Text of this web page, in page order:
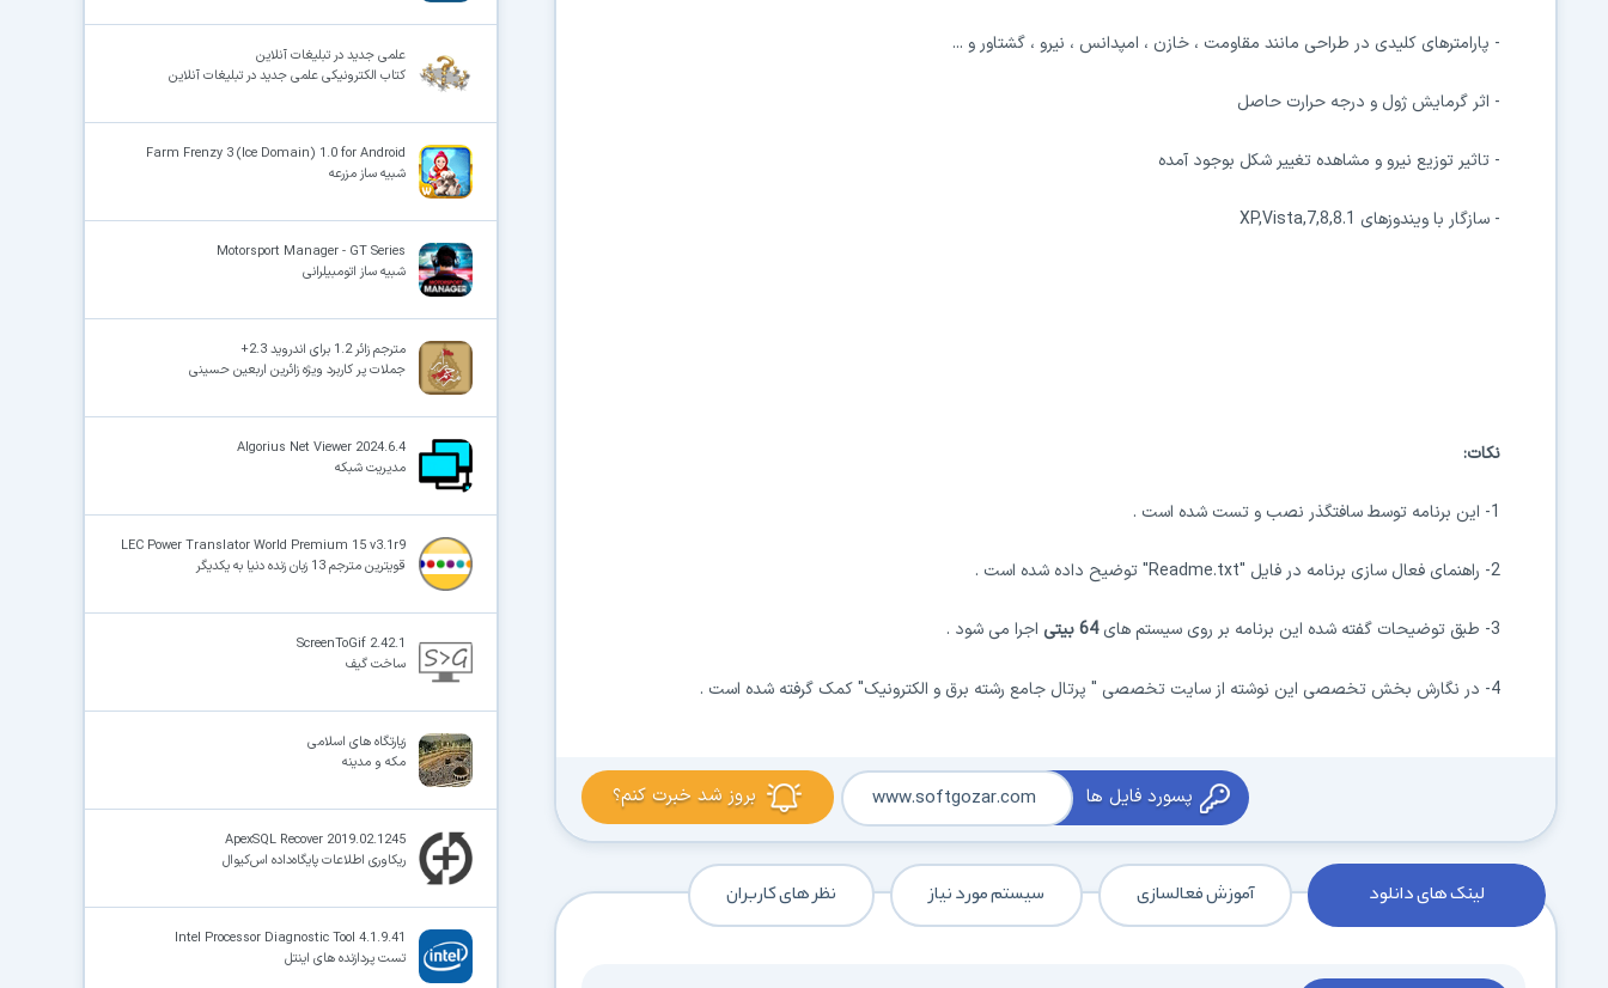
- پارامترهای کلیدی در طراحی مانند مقاومت ، خازن ، امپدانس ، نیرو ، گشتاور و ...
- اثر گرمایش ژول و درجه حرارت حاصل
- تاثیر توزیع نیرو و مشاهده تغییر شکل بوجود آمده
- سازگار با ویندوزهای XP,Vista,7,8,8.1
نکات:
1- این برنامه توسط سافتگذر نصب و تست شده است .
2- راهنمای فعال سازی برنامه در فایل "Readme.txt" توضیح داده شده است .
3- طبق توضیحات گفته شده این برنامه بر روی سیستم های 64 بیتی اجرا می شود .
4- در نگارش بخش تخصصی این نوشته از سایت تخصصی " پرتال جامع رشته برق و الکترونیک" کمک گرفته شده است .
بروز شد خبرت کنم؟ پسورد فایل ها www.softgozar.com
لینک های دانلود آموزش فعالسازی سیستم مورد نیاز نظر های کاربران
علمی جدید در تبلیغات آنلاین
کتاب الکترونیکی علمی جدید در تبلیغات آنلاین
Farm Frenzy 3 (Ice Domain) 1.0 for Android
شبیه ساز مزرعه
Motorsport Manager - GT Series
شبیه ساز اتومبیلرانی
مترجم زائر 1.2 برای اندروید 2.3+
جملات پر کاربرد ویژه زائرین اربعین حسینی
Algorius Net Viewer 2024.6.4
مدیریت شبکه
LEC Power Translator World Premium 15 v3.1r9
قویترین مترجم 13 زبان زنده دنیا به یکدیگر
ScreenToGif 2.42.1
ساخت گیف
زیارتگاه های اسلامی
مکه و مدینه
ApexSQL Recover 2019.02.1245
ریکاوری اطلاعات پایگاه‌داده اس‌کیوال
Intel Processor Diagnostic Tool 4.1.9.41
تست پردازنده های اینتل
15
🛡️ ۱۸ سال سابقه اعتبار ⭐ بیش از۱۹۰,۰۰۰کاربر عضو ویژه
⭐ فقط یک بار عضو شوید؛ همیشه بدون انتظار دانلود کنید
⚡ دیگر هیچ‌وقت منتظر نمانید (دانلود فوری)